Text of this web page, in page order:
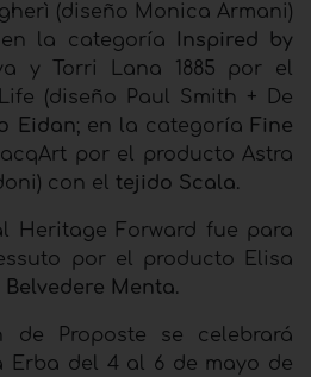
(diseño Monica Armani)
la categoría
Inspired by
y Torri Lana 1885 por el
(diseño Paul Smith + De
Eidan; en la categoría Fine
por el producto Astra
con el tejido Scala.
Heritage Forward fue para
por el producto Elisa
Menta.
de Proposte se celebrará
Erba del 4 al 6 de mayo de